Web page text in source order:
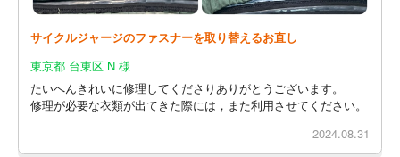
サイクルジャージのファスナーを取り替えるお直し
東京都 台東区 N 様
たいへんきれいに修理してくださりありがとうございます。
修理が必要な衣類が出てきた際には，また利用させてください。
2024.08.31